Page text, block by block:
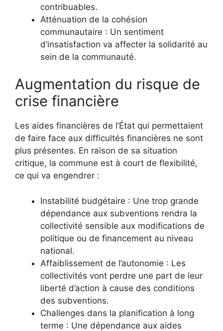
contribuables.
Atténuation de la cohésion
communautaire : Un sentiment
d’insatisfaction va affecter la solidarité au
sein de la communauté.
Augmentation du risque de
crise financière
Les aides financières de l’État qui permettaient
de faire face aux difficultés financières ne sont
plus présentes. En raison de sa situation
critique, la commune est à court de flexibilité,
ce qui va engendrer :
Instabilité budgétaire : Une trop grande
dépendance aux subventions rendra la
collectivité sensible aux modifications de
politique ou de financement au niveau
national.
Affaiblissement de l’autonomie : Les
collectivités vont perdre une part de leur
liberté d’action à cause des conditions
des subventions.
Challenges dans la planification à long
terme : Une dépendance aux aides